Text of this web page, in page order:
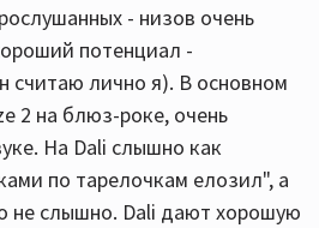
- низов очень
потенциал -
считаю лично я). В основном
2 на блюз-роке, очень
На Dali слышно как
по тарелочкам елозил", а
не слышно. Dali дают хорошую